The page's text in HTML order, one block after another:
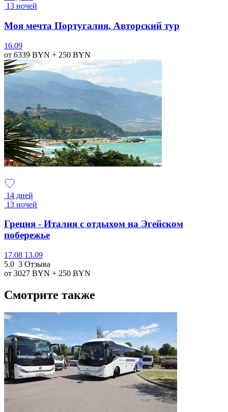
13 ночей
Моя мечта Португалия. Авторский тур
16.09
от 6339 BYN + 250 BYN
14 дней
13 ночей
Греция - Италия с отдыхом на Эгейском
побережье
17.08 13.09
5.0 3 Отзыва
от 3027 BYN + 250 BYN
Смотрите также